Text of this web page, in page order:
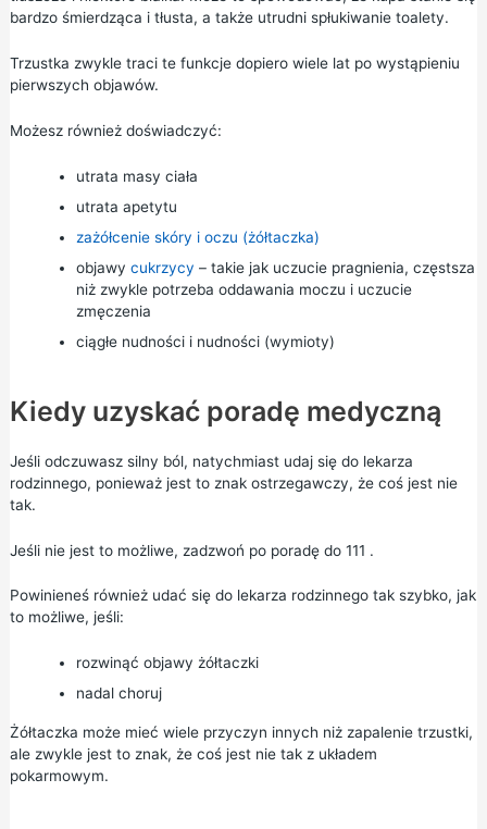
bardzo śmierdząca i tłusta, a także utrudni spłukiwanie toalety.
Trzustka zwykle traci te funkcje dopiero wiele lat po wystąpieniu
pierwszych objawów.
Możesz również doświadczyć:
utrata masy ciała
utrata apetytu
zażółcenie skóry i oczu (żółtaczka)
objawy cukrzycy – takie jak uczucie pragnienia, częstsza
niż zwykle potrzeba oddawania moczu i uczucie
zmęczenia
ciągłe nudności i nudności (wymioty)
Kiedy uzyskać poradę medyczną
Jeśli odczuwasz silny ból, natychmiast udaj się do lekarza
rodzinnego, ponieważ jest to znak ostrzegawczy, że coś jest nie
tak.
Jeśli nie jest to możliwe, zadzwoń po poradę do 111 .
Powinieneś również udać się do lekarza rodzinnego tak szybko, jak
to możliwe, jeśli:
rozwinąć objawy żółtaczki
nadal choruj
Żółtaczka może mieć wiele przyczyn innych niż zapalenie trzustki,
ale zwykle jest to znak, że coś jest nie tak z układem
pokarmowym.